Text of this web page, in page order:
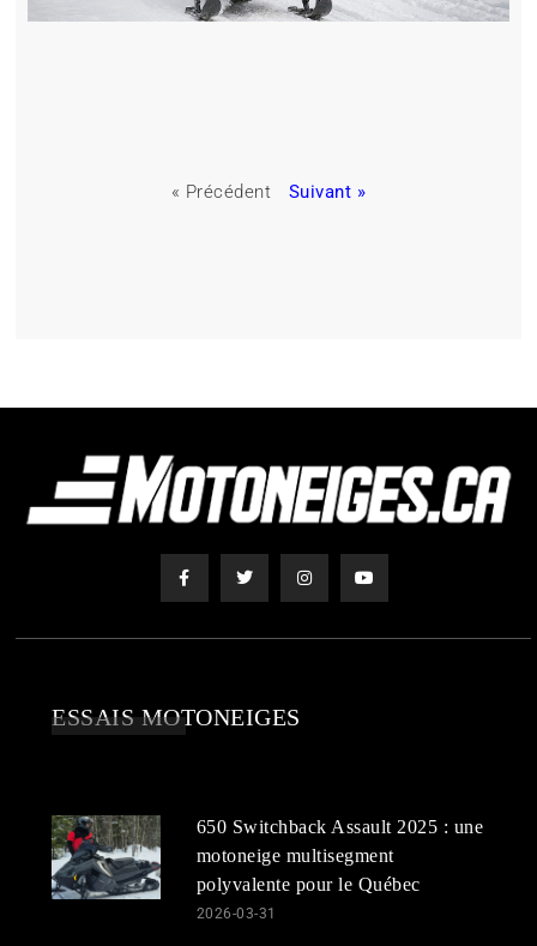
« Précédent Suivant »
ESSAIS MOTONEIGES
650 Switchback Assault 2025 : une
motoneige multisegment
polyvalente pour le Québec
2026-03-31